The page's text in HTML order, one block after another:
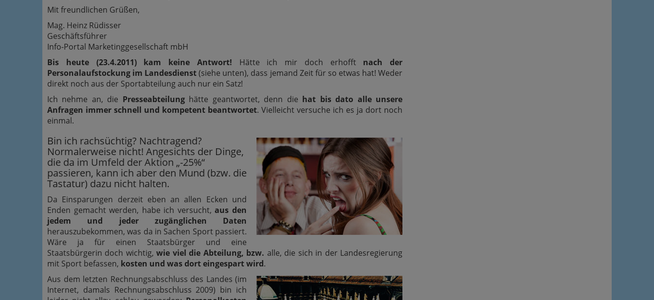
Mit freundlichen Grüßen,
Mag. Heinz Rüdisser
Geschäftsführer
Info-Portal Marketinggesellschaft mbH
Bis heute (23.4.2011) kam keine Antwort! Hätte ich mir doch erhofft nach der
Personalaufstockung im Landesdienst(siehe unten), dass jemand Zeit für so etwas hat! Weder
direkt noch aus der Sportabteilung auch nur ein Satz!
Ich nehme an, die Presseabteilunghätte geantwortet, denn die hat bis dato alle unsere
Anfragen immer schnell und kompetent beantwortet. Vielleicht versuche ich es ja dort noch
einmal.
Bin ich rachsüchtig? Nachtragend?
Normalerweise nicht! Angesichts der Dinge,
die da im Umfeld der Aktion „-25%“
passieren, kann ich aber den Mund (bzw. die
Tastatur) dazu nicht halten.
Da Einsparungen derzeit eben an allen Ecken und
Enden gemacht werden, habe ich versucht,aus den
jedem und jeder zugänglichen Daten
herauszubekommen, was da in Sachen Sport passiert.
Wäre ja für einen Staatsbürger und eine
Staatsbürgerin doch wichtig,wie viel die Abteilung, bzw. alle, die sich in der Landesregierung
mit Sport befassen, kosten und was dort eingespart wird.
Aus dem letzten Rechnungsabschluss des Landes (im
Internet, damals Rechnungsabschluss 2009) bin ich